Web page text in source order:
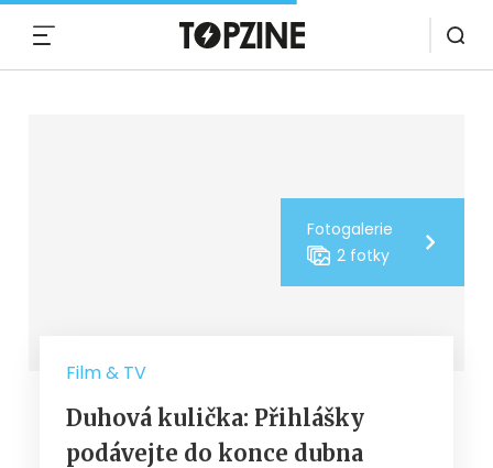
Fotogalerie
2 fotky
Film & TV
Duhová kulička: Přihlášky
podávejte do konce dubna